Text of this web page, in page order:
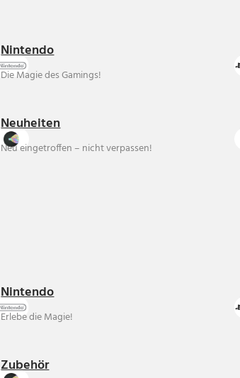
Nintendo
Die Magie des Gamings!
Neuheiten
Neu eingetroffen – nicht verpassen!
Nintendo
Erlebe die Magie!
Zubehör